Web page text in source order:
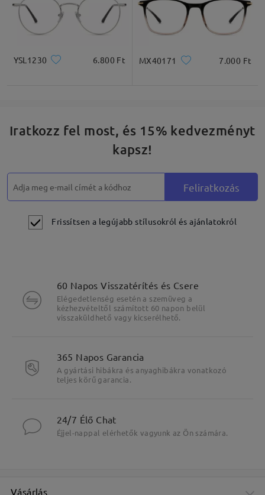
Fő jellemzők kiemelése
YSL1230 6.800 Ft MX40171 7.000 Ft
Iratkozz fel most, és 15% kedvezményt
kapsz!
Feliratkozás
Frissítsen a legújabb stílusokról és ajánlatokról
60 Napos Visszatérítés és Csere
Elégedetlenség esetén a szemüveg a
kézhezvételtől számított 60 napon belül
visszaküldhető vagy kicserélhető.
365 Napos Garancia
A gyártási hibákra és anyaghibákra vonatkozó
teljes körű garancia.
24/7 Élő Chat
Éjjel-nappal elérhetők vagyunk az Ön számára.
Vásárlás